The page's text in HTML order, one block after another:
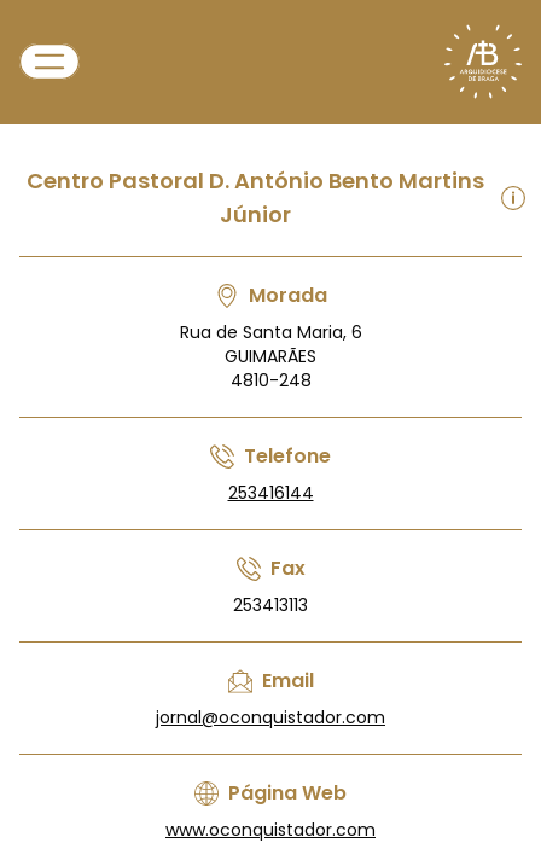
Centro Pastoral D. António Bento Martins
Júnior
Morada
Rua de Santa Maria, 6
GUIMARÃES
4810-248
Telefone
253416144
Fax
253413113
Email
jornal@oconquistador.com
Página Web
www.oconquistador.com